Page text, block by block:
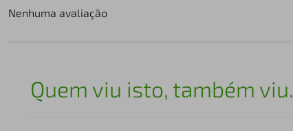
Nenhuma avaliação
Quem viu isto, também